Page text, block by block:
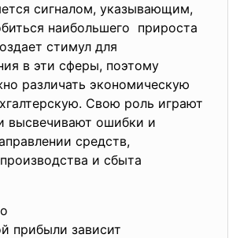
сигналом, указывающим,
наибольшего прироста
стимул для
в эти сферы, поэтому
различать экономическую
Свою роль играют
высвечивают ошибки и
средств,
и сбыта
прибыли зависит